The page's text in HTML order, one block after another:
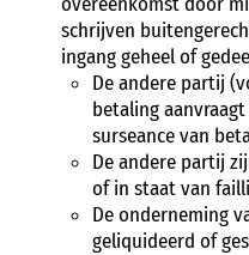
schrijven
ingang geheel of
De andere partij
betaling
surseance van
De andere partij
of in staat van
De onderneming
geliquideerd of